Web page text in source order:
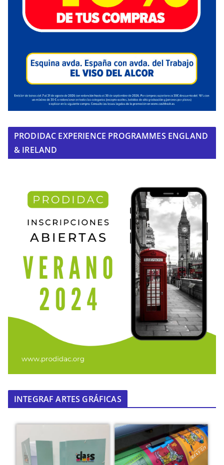
PRODIDAC EXPERIENCE PROGRAMMES ENGLAND
& IRELAND
INTEGRAF ARTES GRÁFICAS